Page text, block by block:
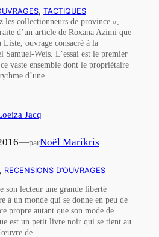
, TACTIQUES
les collectionneurs de province »,
d’un article de Roxana Azimi que
ouvrage consacré à la
Samuel-Weis. L’essai est le premier
vaste ensemble dont le propriétaire
d’une…
Jacq
—parNoël Marikris
RECENSIONS D’OUVRAGES
son lecteur une grande liberté
à un monde qui se donne en peu de
propre autant que son mode de
est un petit livre noir qui se tient au
de…